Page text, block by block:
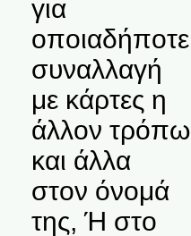
για
οποιαδήποτε
συναλλαγή
με κάρτες η
άλλον τρόπω
και άλλα
στον όνομά
της, Ή στο